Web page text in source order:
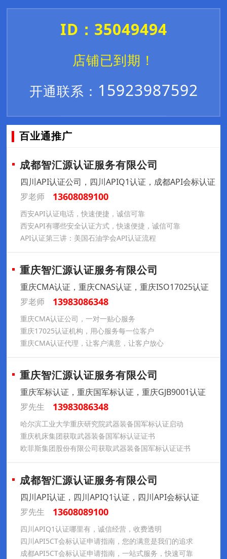
ID：35049494
店铺已到期！
开通联系： 15923987592
百业通推广
成都智汇源认证服务有限公司
四川API认证公司，四川APIQ1认证，成都API会标认证
罗老师
13608089100
西安API认证电话，快速便捷，诚信可靠
西安API有哪些安全认证方式，快速便捷，诚信可靠
API认证第三讲：美国石油学会API认证流程
重庆智汇源认证服务有限公司
重庆CMA认证，重庆CNAS认证，重庆ISO17025认证
罗老师
13983086348
重庆CMA认证公司，一对一贴心服务
重庆17025认证机构，用心服务每一位客户
重庆CMA认证代理，让客户满意，让客户放心
重庆智汇源认证服务有限公司
重庆军标认证，重庆国军标认证，重庆GJB9001认证
罗先生
13983086348
哈尔滨工业大学重庆研究院武器装备国军标认证启动
重庆机床集团获取武器装备国军标认证证书
欧菲斯集团股份有限公司获取武器装备国军标认证证书
成都智汇源认证服务有限公司
四川API认证，四川APIQ1认证，四川API会标认证
罗先生
13608089100
四川APIQ1认证哪里有，诚信经营，收费透明
四川API5CT会标认证申请指南，您的满意是我们的追求
成都API5CT会标认证申请指南，一站式服务，快速可靠